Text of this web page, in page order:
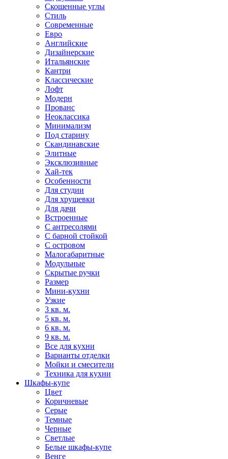
Скошенные углы
Стиль
Современные
Евро
Английские
Дизайнерские
Итальянские
Кантри
Классические
Лофт
Модерн
Прованс
Неоклассика
Минимализм
Под старину
Скандинавские
Элитные
Эксклюзивные
Хай-тек
Особенности
Для студии
Для хрущевки
Для дачи
Встроенные
С антресолями
С барной стойкой
С островом
Малогабаритные
Модульные
Скрытые ручки
Размер
Мини-кухни
Узкие
3 кв. м.
5 кв. м.
6 кв. м.
9 кв. м.
Все для кухни
Варианты отделки
Мойки и смесители
Техника для кухни
Шкафы-купе
Цвет
Коричневые
Серые
Темные
Черные
Светлые
Белые шкафы-купе
Венге